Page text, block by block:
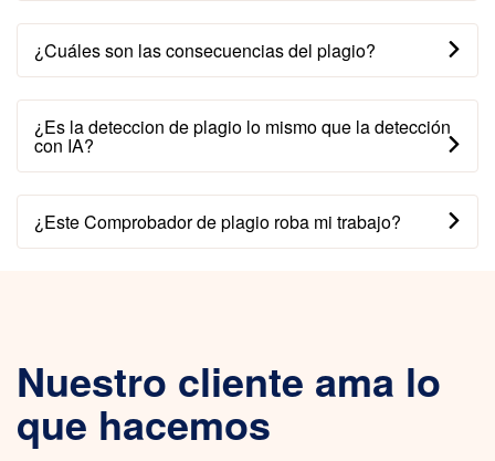
¿Cuáles son las consecuencias del plagio?
¿Es la deteccion de plagio lo mismo que la detección
con IA?
¿Este Comprobador de plagio roba mi trabajo?
Nuestro cliente ama lo
que hacemos